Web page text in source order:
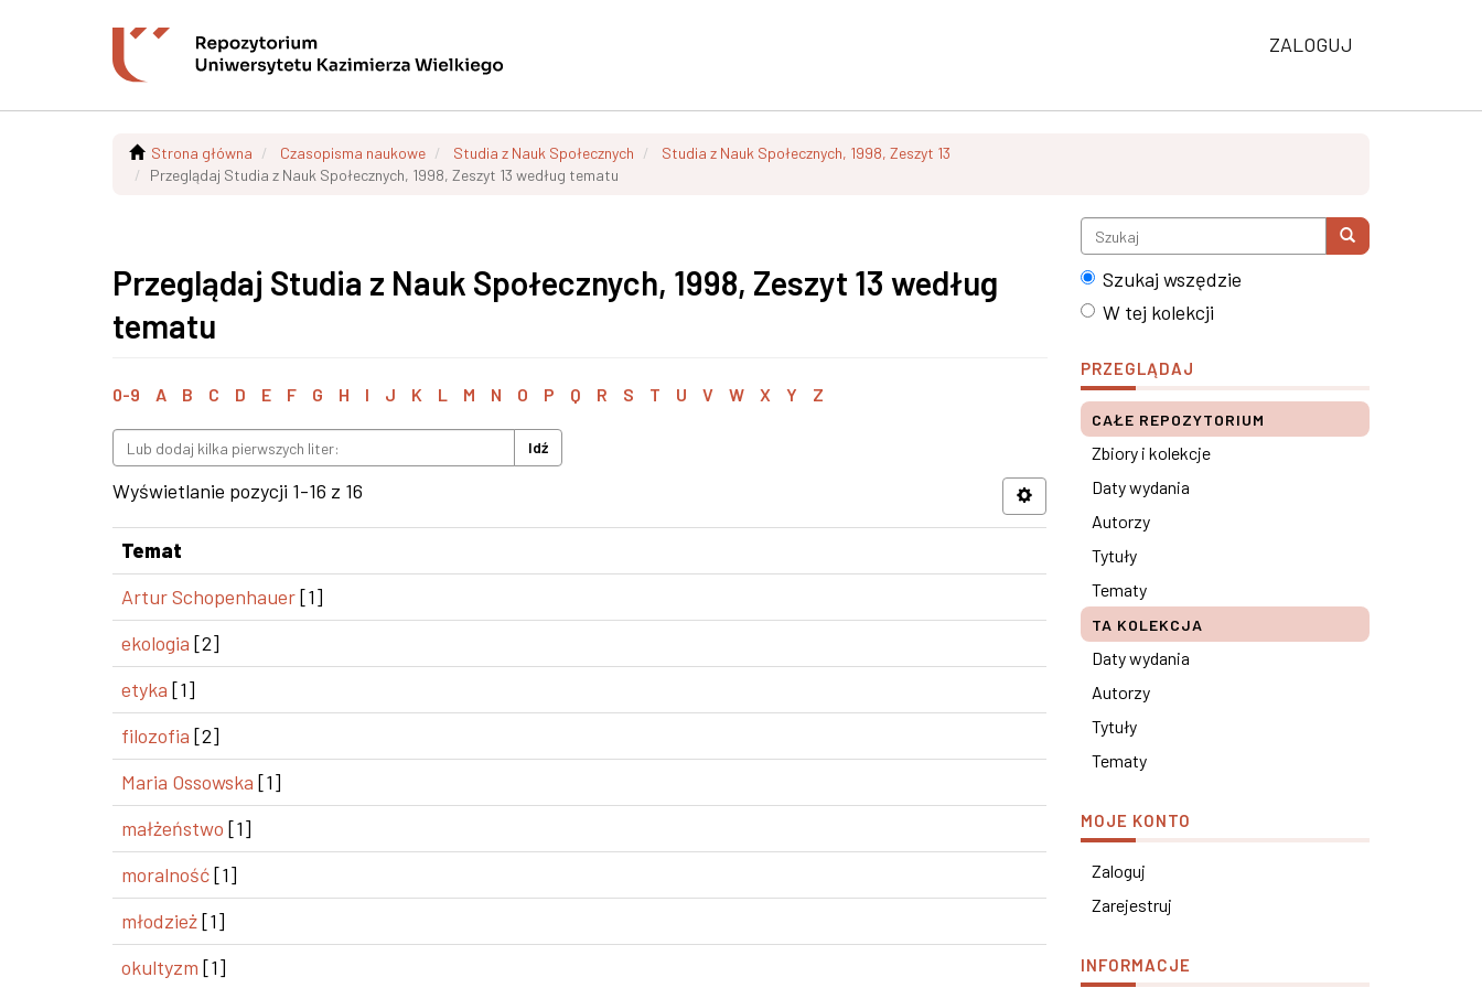
ZALOGUJ
Strona główna Czasopisma naukowe Studia z Nauk Społecznych
Studia z Nauk Społecznych, 1998, Zeszyt 13
Przeglądaj Studia z Nauk Społecznych, 1998, Zeszyt 13 według tematu
Przeglądaj Studia z Nauk Społecznych, 1998, Zeszyt 13 według
tematu
0-9 A B C D E F G H I J K L M N O P Q R S T U V W X Y Z
Idź
Wyświetlanie pozycji 1-16 z 16
Temat
Artur Schopenhauer[1]
ekologia [2]
etyka [1]
filozofia [2]
Maria Ossowska [1]
małżeństwo [1]
moralność[1]
młodzież[1]
okultyzm [1]
Szukaj wszędzie
W tej kolekcji
PRZEGLĄDAJ
CAŁE REPOZYTORIUM
Zbiory i kolekcje
Daty wydania
Autorzy
Tytuły
Tematy
TA KOLEKCJA
Daty wydania
Autorzy
Tytuły
Tematy
MOJE KONTO
Zaloguj
Zarejestruj
INFORMACJE